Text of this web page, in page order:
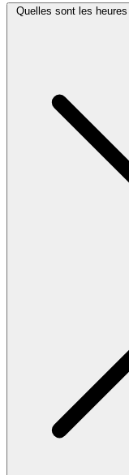
Quelles sont les